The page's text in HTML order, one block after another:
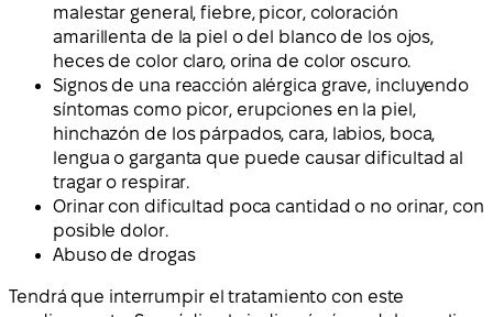
malestar general, fiebre, picor, coloración
amarillenta de la piel o del blanco de los ojos,
heces de color claro, orina de color oscuro.
Signos de una reacción alérgica grave, incluyendo
síntomas como picor, erupciones en la piel,
hinchazón de los párpados, cara, labios, boca,
lengua o garganta que puede causar dificultad al
tragar o respirar.
Orinar con dificultad poca cantidad o no orinar, con
posible dolor.
Abuso de drogas
Tendrá que interrumpir el tratamiento con este